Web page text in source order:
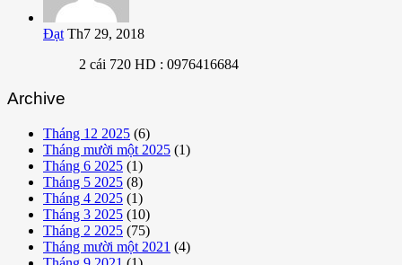
Đạt Th7 29, 2018
2 cái 720 HD : 0976416684
Archive
Tháng 12 2025 (6)
Tháng mười một 2025 (1)
Tháng 6 2025 (1)
Tháng 5 2025 (8)
Tháng 4 2025 (1)
Tháng 3 2025 (10)
Tháng 2 2025 (75)
Tháng mười một 2021 (4)